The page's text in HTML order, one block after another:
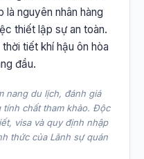
nguyên nhân hàng
thiết lập sự an toàn.
tiết khí hậu ôn hòa
đầu.
nang du lịch, đánh giá
chất tham khảo. Độc
visa và quy định nhập
thức của Lãnh sự quán